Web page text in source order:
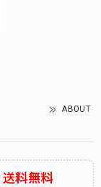
ABOUT
送料無料